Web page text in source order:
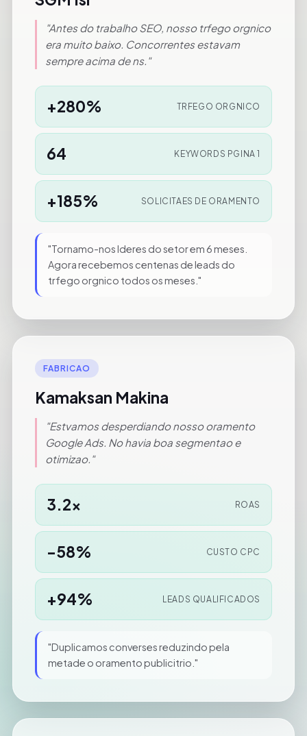
"Antes do trabalho SEO, nosso trfego orgnico
era muito baixo. Concorrentes estavam
sempre acima de ns."
+280% TRFEGO ORGNICO
64 KEYWORDS PGINA 1
+185% SOLICITAES DE ORAMENTO
"Tornamo-nos lderes do setor em 6 meses.
Agora recebemos centenas de leads do
trfego orgnico todos os meses."
FABRICAO
Kamaksan Makina
"Estvamos desperdiando nosso oramento
Google Ads. No havia boa segmentao e
otimizao."
3.2x ROAS
-58% CUSTO CPC
+94% LEADS QUALIFICADOS
"Duplicamos converses reduzindo pela
metade o oramento publicitrio."